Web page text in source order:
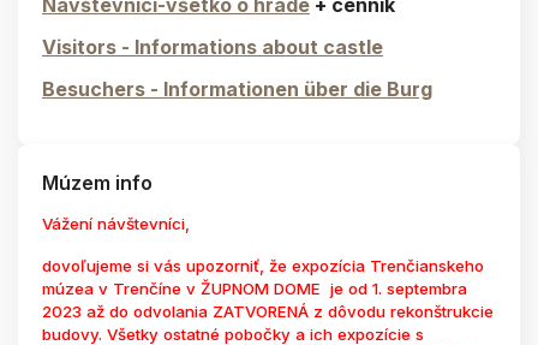
Návštevníci-všetko o hrade + cennik
Visitors - Informations about castle
Besuchers - Informationen über die Burg
Múzem info
Vážení návštevníci,
dovoľujeme si vás upozorniť, že expozícia Trenčianskeho
múzea v Trenčíne v ŽUPNOM DOME je od 1. septembra
2023 až do odvolania ZATVORENÁ z dôvodu rekonštrukcie
budovy. Všetky ostatné pobočky a ich expozície s